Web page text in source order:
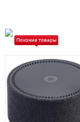
Похожие товары